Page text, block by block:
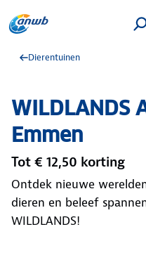
Dierentuinen
WILDLANDS
Emmen
Tot € 12,50 korting
Ontdek nieuwe
dieren en beleef
WILDLANDS!